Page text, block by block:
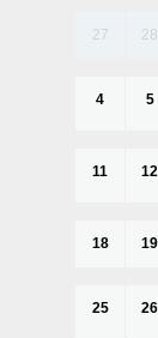
27 28
4 5
11 12
18 19
25 26